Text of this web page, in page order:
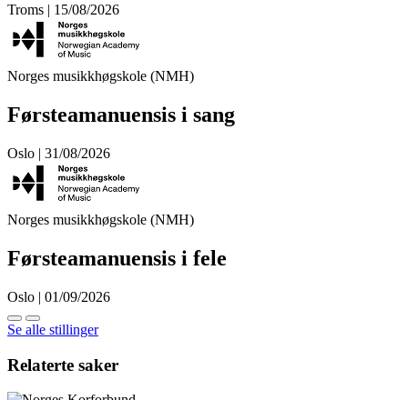
Troms | 15/08/2026
Norges musikkhøgskole (NMH)
Førsteamanuensis i sang
Oslo | 31/08/2026
Norges musikkhøgskole (NMH)
Førsteamanuensis i fele
Oslo | 01/09/2026
Se alle stillinger
Relaterte saker